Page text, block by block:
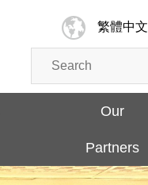
繁體中文
Our
Partners